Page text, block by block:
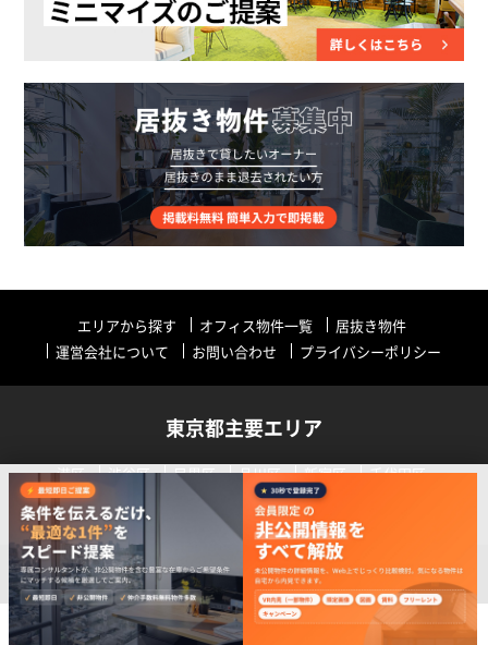
エリアから探す オフィス物件一覧
居抜き物件
運営会社について
お問い合わせ プライバシーポリシー
東京都主要エリア
港区 渋谷区 目黒区 品川区 新宿区
千代田区
世田谷区 中野区